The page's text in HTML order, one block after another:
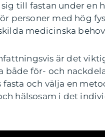
till fastan under en
personer med hög
medicinska
är det
både för- och
och välja en
hälsosam i det